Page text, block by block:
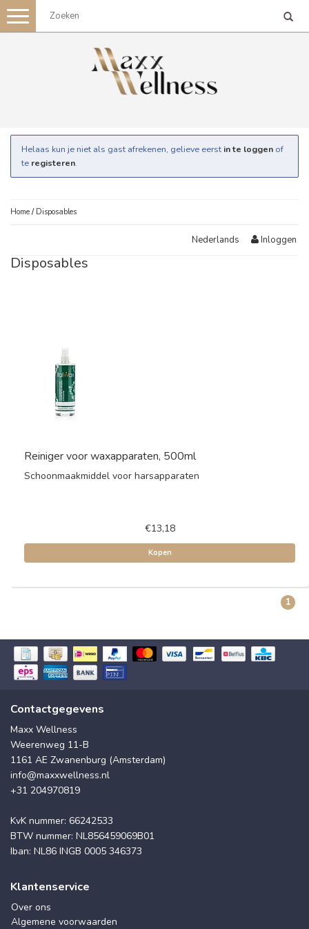
Toggle
navigation
Helaas kun je niet als gast afrekenen, gelieve eerst in te loggen of
te registeren.
Home / Disposables
Nederlands Inloggen
Disposables
Reiniger voor waxapparaten, 500ml
Schoonmaakmiddel voor harsapparaten
€13,18
Kopen
1
Contactgegevens
Maxx Wellness
Weerenweg 11-B
1161 AE Zwanenburg (Amsterdam)
info@maxxwellness.nl
+31 204970819
KvK nummer: 66242533
BTW nummer: NL856459069B01
Iban: NL86 INGB 0005 346373
Klantenservice
Over ons
Algemene voorwaarden